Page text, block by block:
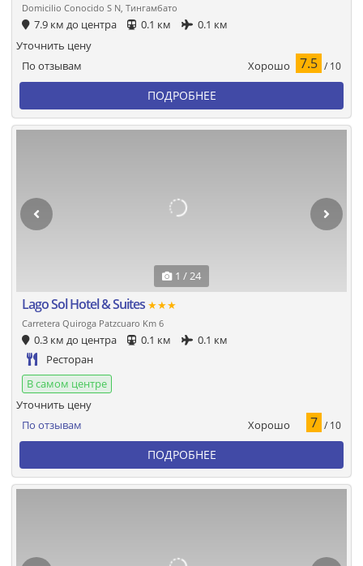
Domicilio Conocido S N, Тингамбато
7.9 км до центра 0.1 км 0.1 км
По отзывам Хорошо 7.5 / 10
Уточнить цену
ПОДРОБНЕЕ
1 / 24
Lago Sol Hotel & Suites ★★★
Carretera Quiroga Patzcuaro Km 6
0.3 км до центра 0.1 км
0.1 км
Ресторан
В самом центре
По отзывам Хорошо 7 / 10
Уточнить цену
ПОДРОБНЕЕ